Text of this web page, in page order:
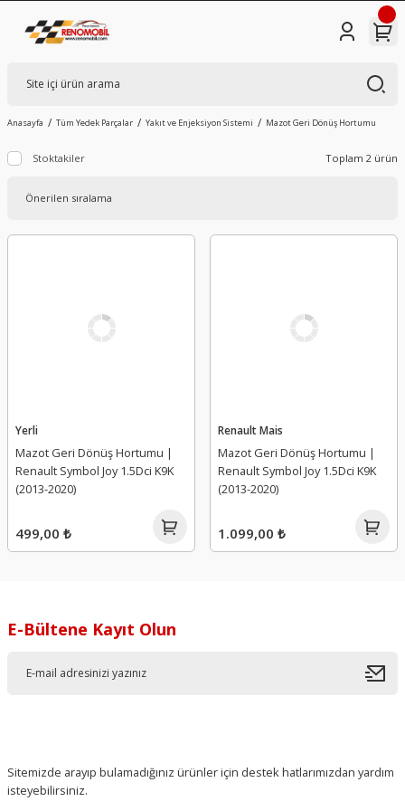
Anasayfa Tüm Yedek Parçalar Yakıt ve Enjeksiyon Sistemi Mazot Geri Dönüş Hortumu
Stoktakiler Toplam 2 ürün
Yerli
Mazot Geri Dönüş Hortumu |
Renault Symbol Joy 1.5Dci K9K
(2013-2020)
499,00 ₺
Renault Mais
Mazot Geri Dönüş Hortumu |
Renault Symbol Joy 1.5Dci K9K
(2013-2020)
1.099,00 ₺
E-Bültene Kayıt Olun
Sitemizde arayıp bulamadığınız ürünler için destek hatlarımızdan yardım
isteyebilirsiniz.